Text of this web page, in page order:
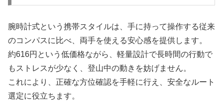
腕時計式という携帯スタイルは、手に持って操作する従来
のコンパスに比べ、両手を使える安心感を提供します。
約616円という低価格ながら、軽量設計で長時間の行動で
もストレスが少なく、登山中の動きを妨げません。
これにより、正確な方位確認を手軽に行え、安全なルート
選定に役立ちます。